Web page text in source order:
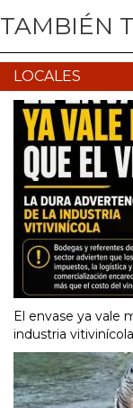
TAMBIÉN
LOCALES
El envase ya vale
industria vitivinícola